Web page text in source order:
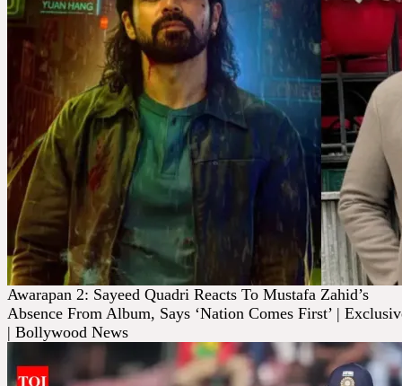
Awarapan 2: Sayeed Quadri Reacts To Mustafa Zahid’s
Absence From Album, Says ‘Nation Comes First’ |
| Bollywood News